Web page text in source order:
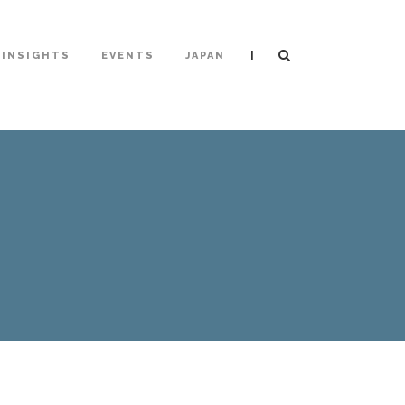
INSIGHTS EVENTS JAPAN |